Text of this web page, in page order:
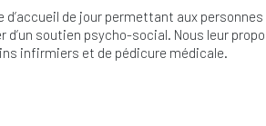
de jour permettant aux
soutien psycho-social. Nous leur
infirmiers et de pédicure médicale.